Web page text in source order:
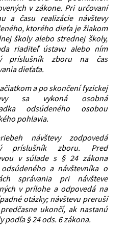
v zákone. Pri určovaní
a času realizácie návštevy
ktorého dieťa je žiakom
školy alebo strednej školy,
riaditeľ ústavu alebo ním
príslušník zboru na čas
dieťaťa.
a po skončení fyzickej
sa vykoná osobná
odsúdeného osobou
pohlavia.
návštevy zodpovedá
príslušník zboru. Pred
v súlade s § 24 zákona
a návštevníka o
správania pri návšteve
v prílohe a odpovedá na
otázky; návštevu preruší
ukončí, ak nastanú
podľa § 24 ods. 6 zákona.